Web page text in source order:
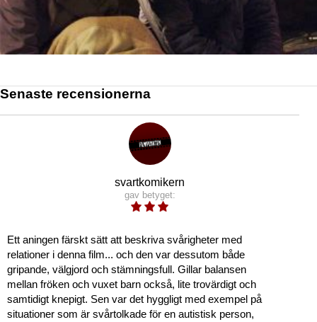
Senaste recensionerna
svartkomikern
gav betyget:
Ett aningen färskt sätt att beskriva svårigheter med
relationer i denna film... och den var dessutom både
gripande, välgjord och stämningsfull. Gillar balansen
mellan fröken och vuxet barn också, lite trovärdigt och
samtidigt knepigt. Sen var det hyggligt med exempel på
situationer som är svårtolkade för en autistisk person,